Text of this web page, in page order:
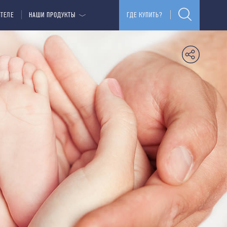
ВОЗРАСТНЫЕ ИЗМЕНЕНИЯ
ЖЕНЩИНА СТАРШЕ 35 ЛЕТ
МУЖЧИНА СТАРШЕ 35 ЛЕТ
МЕНОПАУЗА
НАШИ ПРОДУКТЫ
II ДИФЕРТОН
ГДЕ КУПИТЬ?